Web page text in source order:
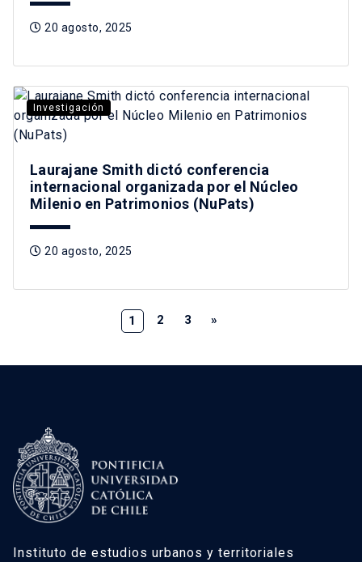
20 agosto, 2025
Investigación
Laurajane Smith dictó conferencia
internacional organizada por el Núcleo
Milenio en Patrimonios (NuPats)
20 agosto, 2025
1 2 3 »
Instituto de estudios urbanos y territoriales